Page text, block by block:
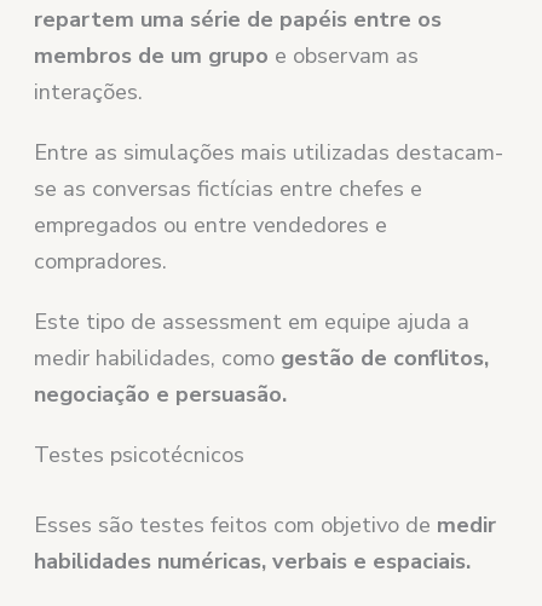
repartem uma série de papéis entre os
membros de um grupo e observam as
interações.
Entre as simulações mais utilizadas destacam-
se as conversas fictícias entre chefes e
empregados ou entre vendedores e
compradores.
Este tipo de assessment em equipe ajuda a
medir habilidades, como gestão de conflitos,
negociação e persuasão.
Testes psicotécnicos
Esses são testes feitos com objetivo de medir
habilidades numéricas, verbais e espaciais.